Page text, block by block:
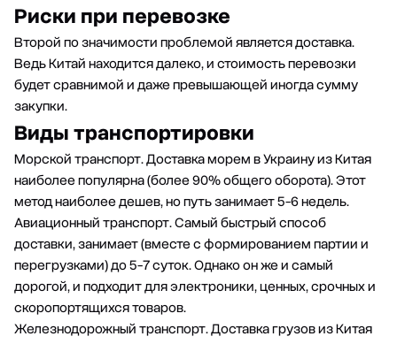
Риски при перевозке
Второй по значимости проблемой является доставка.
Ведь Китай находится далеко, и стоимость перевозки
будет сравнимой и даже превышающей иногда сумму
закупки.
Виды транспортировки
Морской транспорт.Доставка морем в Украину из Китая
наиболее популярна (более 90% общего оборота). Этот
метод наиболее дешев, но путь занимает 5-6 недель.
Авиационный транспорт. Самый быстрый способ
доставки, занимает (вместе с формированием партии и
перегрузками) до 5-7 суток. Однако он же и самый
дорогой, и подходит для электроники, ценных, срочных и
скоропортящихся товаров.
Железнодорожный транспорт.Доставка грузов из Китая